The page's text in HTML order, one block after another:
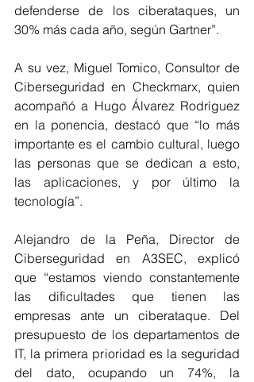
defenderse de los ciberataques, un
30% más cada año, según Gartner”.
A su vez, Miguel Tomico, Consultor de
Ciberseguridad en Checkmarx, quien
acompañó a Hugo Álvarez Rodríguez
en la ponencia, destacó que “lo más
importante es el cambio cultural, luego
las personas que se dedican a esto,
las aplicaciones, y por último la
tecnología”.
Alejandro de la Peña, Director de
Ciberseguridad en A3SEC, explicó
que “estamos viendo constantemente
las dificultades que tienen las
empresas ante un ciberataque. Del
presupuesto de los departamentos de
IT, la primera prioridad es la seguridad
del dato, ocupando un 74%, la